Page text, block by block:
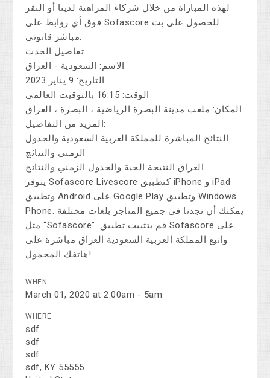
لهذه المباراة من خلال شركاء المراهنة لدينا أو النقر
فوق أي روابط على Sofascore للحصول على بث
مباشر قانوني.
تفاصيل الحدث:
الاسم: السعودية - العراق
التاريخ: 9 يناير 2023
الوقت: 16:15 بالتوقيت العالمي
المكان: ملعب مدينة البصرة الرياضية ، البصرة ، العراق
المزيد من التفاصيل:
النتائج المباشرة للمملكة العربية السعودية والجدول
الزمني والنتائج
العراق النتيجة الحية والجدول الزمني والنتائج
يتوفر Sofascore Livescore كتطبيق iPhone و iPad
وتطبيق Android على Google Play وتطبيق Windows
Phone. يمكنك أن تجدنا في جميع المتاجر بلغات مختلفة
مثل “Sofascore”. قم بتثبيت تطبيق Sofascore على
واتبع المملكة العربية السعودية العراق مباشرة على
هاتفك المحمول!
WHEN
March 01, 2020 at 2:00am - 5am
WHERE
sdf
sdf
sdf
sdf, KY 55555